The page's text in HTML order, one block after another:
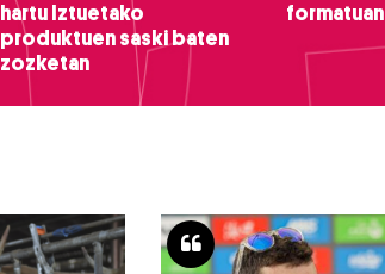
hartu Iztuetako
produktuen saski baten
zozketan
formatuan